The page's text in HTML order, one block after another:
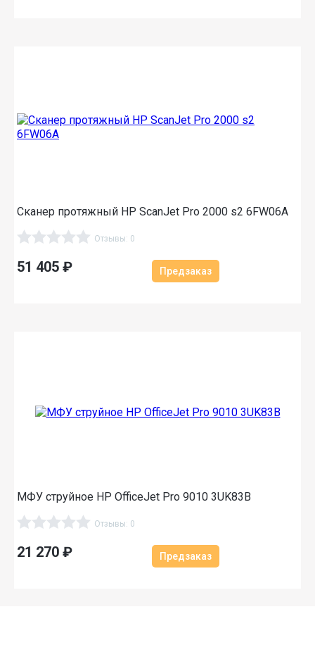
Сканер протяжный HP ScanJet Pro 2000 s2 6FW06A
Отзывы: 0
51 405 ₽ Предзаказ
МФУ струйное HP OfficeJet Pro 9010 3UK83B
Отзывы: 0
21 270 ₽ Предзаказ